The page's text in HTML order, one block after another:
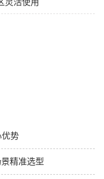
灵活使用
优势
精准选型